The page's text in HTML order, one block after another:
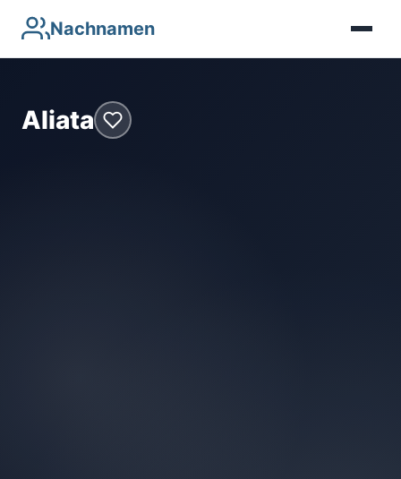
Nachnamen
Aliata